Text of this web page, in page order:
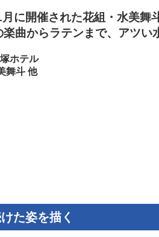
に開催された花組・水美舞
楽曲からラテンまで、アツい
ホテル
舞斗 他
た姿を描く